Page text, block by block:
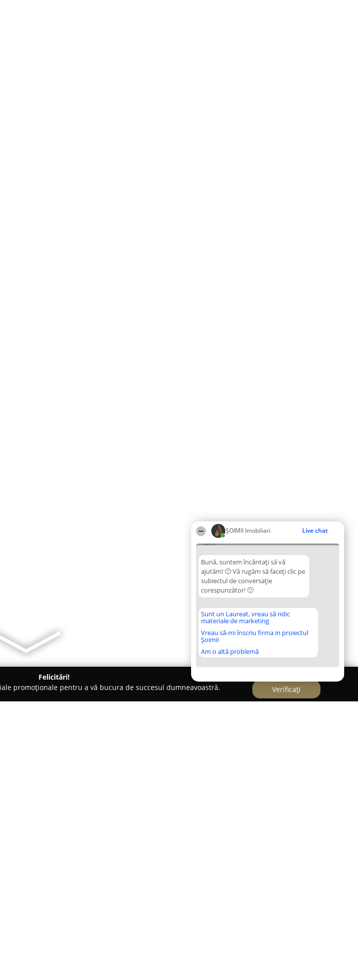
ȘOIMII Imobiliari Live chat
22:54
Bună, suntem încântați să vă
ajutăm! 🙂 Vă rugăm să faceți clic pe
subiectul de conversație
corespunzător! 🙂
Sunt un Laureat, vreau să ridic
materiale de marketing
Vreau să-mi înscriu firma in proiectul
Șoimii
Am o altă problemă
Felicitări!
promoționale pentru a vă bucura de succesul dumneavoastră.
Verificați